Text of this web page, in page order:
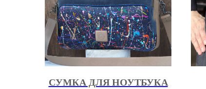
СУМКА ДЛЯ НОУТБУКА